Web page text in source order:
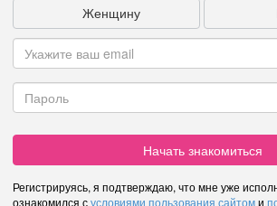
Женщину
Начать знакомиться
Регистрируясь, я подтверждаю, что мне уже
ознакомился сусловиями пользования сайтоми